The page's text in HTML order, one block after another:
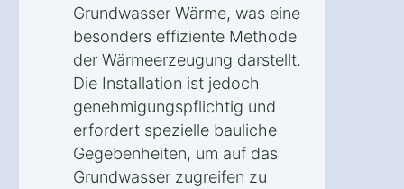
Grundwasser Wärme, was eine
besonders effiziente Methode
der Wärmeerzeugung darstellt.
Die Installation ist jedoch
genehmigungspflichtig und
erfordert spezielle bauliche
Gegebenheiten, um auf das
Grundwasser zugreifen zu